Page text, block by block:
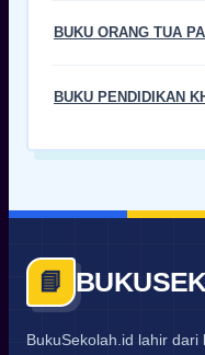
BUKU ORANG TUA
BUKU PENDIDIKAN
📘
BukuSekolah.id lahir